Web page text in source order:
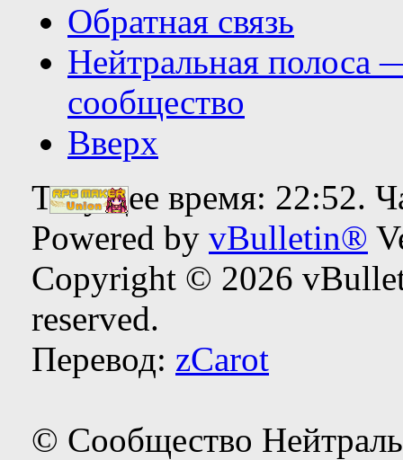
Обратная связь
Нейтральная полоса
сообщество
Вверх
Текущее время: 22:52.
Powered by vBulletin®
Copyright © 2026
reserved.
Перевод: zCarot
© Сообщество